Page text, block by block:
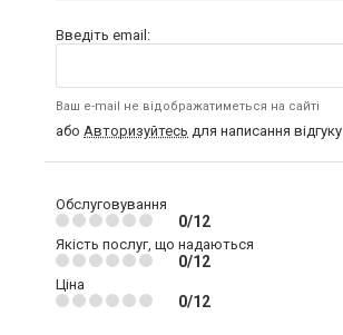
Введіть email:
Ваш e-mail не відображатиметься на сайті
або Авторизуйтесь для написання відгуку
Обслуговування
0/12
Якість послуг, що надаються
0/12
Ціна
0/12